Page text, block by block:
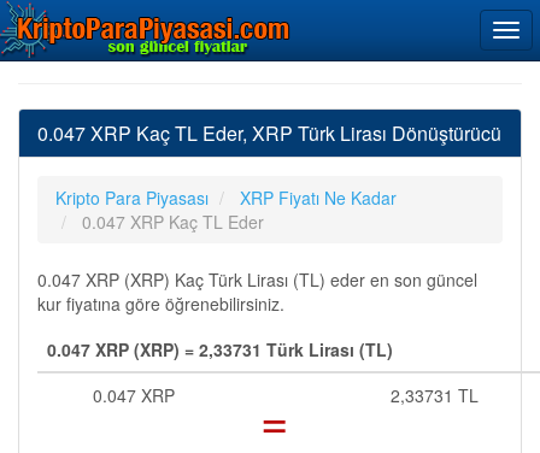
0.047 XRP Kaç TL Eder, XRP Türk Lirası Dönüştürücü
Kripto Para Piyasası
XRP Fiyatı Ne Kadar
0.047 XRP Kaç TL Eder
0.047 XRP (XRP) Kaç Türk Lirası (TL) eder en son güncel
kur fiyatına göre öğrenebilirsiniz.
0.047 XRP (XRP) = 2,33731 Türk Lirası (TL)
0.047 XRP
= 2,33731 TL